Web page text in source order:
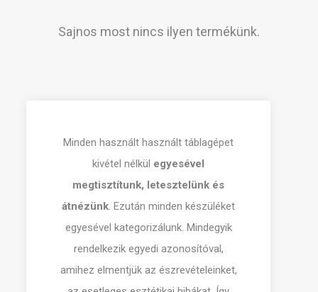
Sajnos most nincs ilyen termékünk.
Minden használt használt táblagépet
kivétel nélkül egyesével
megtisztítunk, letesztelünk és
átnézünk. Ezután minden készüléket
egyesével kategorizálunk. Mindegyik
rendelkezik egyedi azonosítóval,
amihez elmentjük az észrevételeinket,